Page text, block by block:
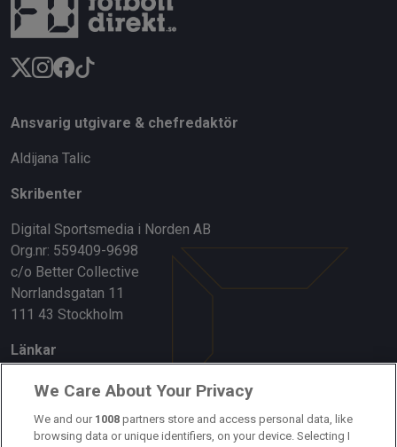
Ansvarig utgivare & chefredaktör
Aldijana Talic
Skribenter
Digital Sportsmedia i Norden AB
Org.nr: 559409-9698
c/o Better Collective
Norrlandsgatan 11
111 43 Stockholm
Länkar
Om oss
Kontakta oss
We Care About Your Privacy
We and our 1008 partners store and access personal data, like
browsing data or unique identifiers, on your device. Selecting I